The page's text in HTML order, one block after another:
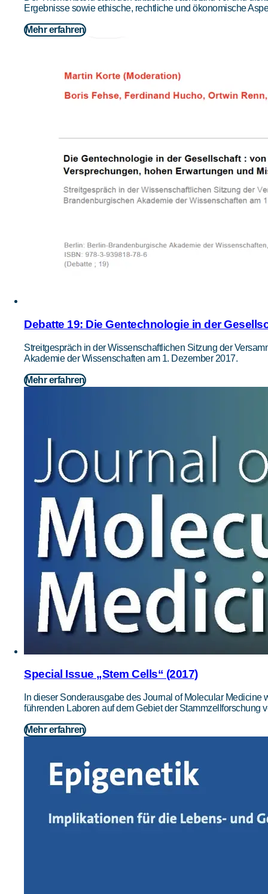
Ergebnisse sowie ethische, rechtliche und ökonomische
Mehr erfahren
Debatte 19: Die Gentechnologie in der
Streitgespräch in der Wissenschaftlichen Sitzung der
Akademie der Wissenschaften am 1. Dezember 2017.
Mehr erfahren
Special Issue „Stem Cells“ (2017)
In dieser Sonderausgabe des Journal of Molecular Medicine
führenden Laboren auf dem Gebiet der Stammzellforschung
Mehr erfahren